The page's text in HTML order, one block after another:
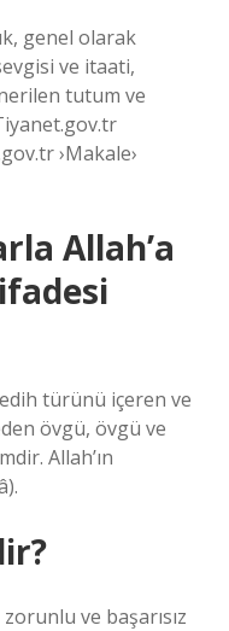
genel olarak
ve itaati,
tutum ve
​​›Makale›
Allah’a
türünü içeren ve
övgü, övgü ve
Allah’ın
ve başarısız